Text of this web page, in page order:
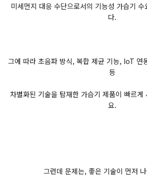
미세먼지 대응 수단으로서의 기능성 가습기
다.
그에 따라 초음파 방식, 복합 제균 기능, IoT 연
등
차별화된 기술을 탑재한 가습기 제품이 빠르게
요.
그런데 문제는, 좋은 기술이 먼저